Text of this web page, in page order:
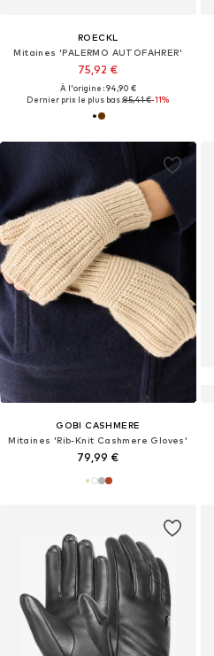
ROECKL
Mitaines 'PALERMO AUTOFAHRER'
75,92 €
À l'origine : 94,90 €
Dernier prix le plus bas :85,41 €-11%
GOBI CASHMERE
Mitaines 'Rib-Knit Cashmere Gloves'
79,99 €